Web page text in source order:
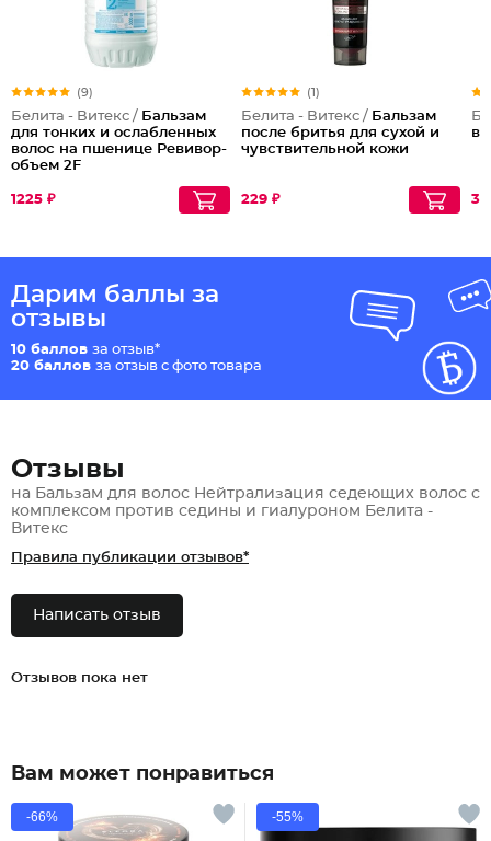
(9)
Белита - Витекс / Бальзам
для тонких и ослабленных
волос на пшенице Ревивор-
объем 2F
1225 ₽
(1)
Белита - Витекс / Бальзам
после бритья для сухой и
чувствительной кожи
229 ₽
Дарим баллы за
отзывы
10 баллов за отзыв*
20 баллов за отзыв с фото товара
Отзывы
на Бальзам для волос Нейтрализация седеющих волос с
комплексом против седины и гиалуроном Белита -
Витекс
Правила публикации отзывов*
Написать отзыв
Отзывов пока нет
Вам может понравиться
-66% -55%